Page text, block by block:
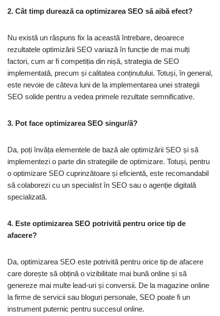
2. Cât timp durează ca optimizarea SEO să aibă efect?
Nu există un răspuns fix la această întrebare, deoarece
rezultatele optimizării SEO variază în funcție de mai mulți
factori, cum ar fi competiția din nișă, strategia de SEO
implementată, precum și calitatea conținutului. Totuși, în general,
este nevoie de câteva luni de la implementarea unei strategii
SEO solide pentru a vedea primele rezultate semnificative.
3. Pot face optimizarea SEO singur/ă?
Da, poți învăța elementele de bază ale optimizării SEO și să
implementezi o parte din strategiile de optimizare. Totuși, pentru
o optimizare SEO cuprinzătoare și eficientă, este recomandabil
să colaborezi cu un specialist în SEO sau o agenție digitală
specializată.
4. Este optimizarea SEO potrivită pentru orice tip de
afacere?
Da, optimizarea SEO este potrivită pentru orice tip de afacere
care dorește să obțină o vizibilitate mai bună online și să
genereze mai multe lead-uri și conversii. De la magazine online
la firme de servicii sau bloguri personale, SEO poate fi un
instrument puternic pentru succesul online.